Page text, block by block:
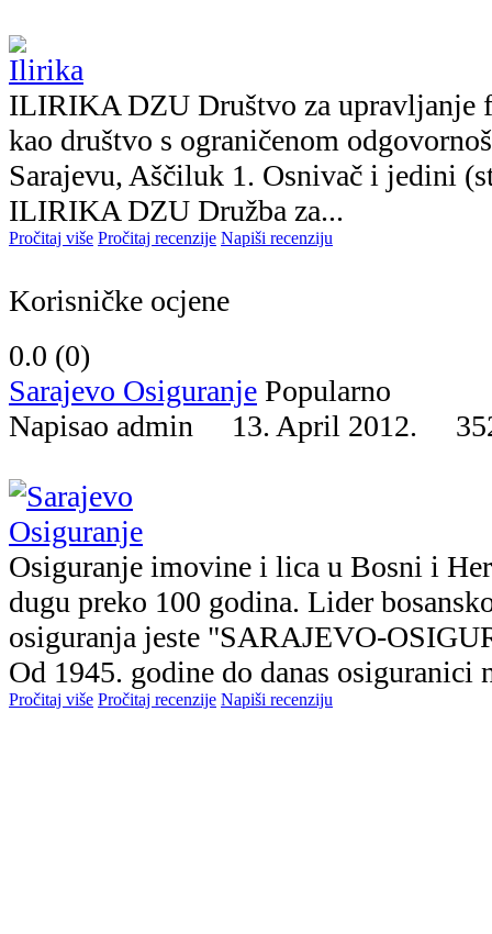
ILIRIKA DZU Društvo za upravljanje
kao društvo s ograničenom
Sarajevu, Aščiluk 1. Osnivač i jedini
ILIRIKA DZU Družba za...
Pročitaj više Pročitaj recenzije Napiši recenziju
Korisničke ocjene
0.0 (0)
Sarajevo Osiguranje Popularno
Napisao admin 13. April 2012.
Osiguranje imovine i lica u Bosni i
dugu preko 100 godina. Lider
osiguranja jeste "SARAJEVO-
Od 1945. godine do danas osiguranici
Pročitaj više Pročitaj recenzije Napiši recenziju